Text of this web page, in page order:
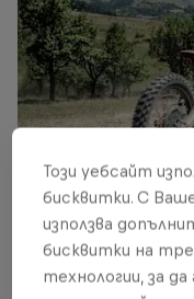
Easy rider: the evergreen
Този уебсайт
бисквитки. С
използва
бисквитки на
технологии, за